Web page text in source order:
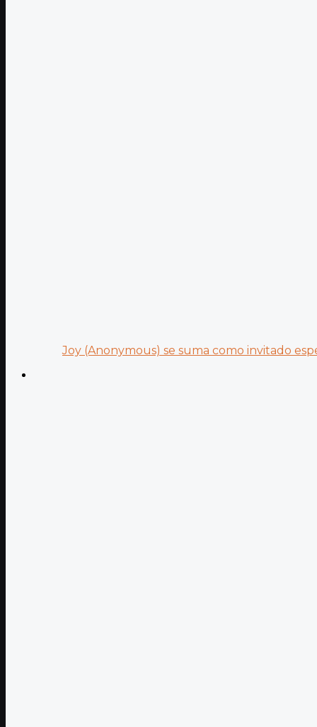
Joy (Anonymous) se suma como invitado